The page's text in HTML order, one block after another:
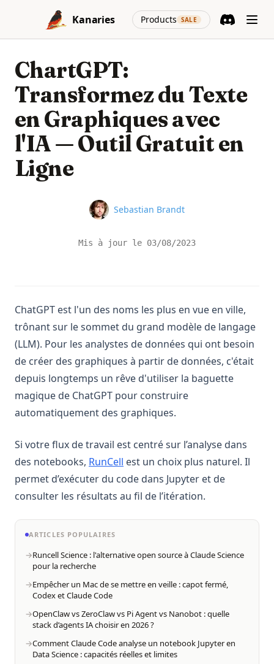
Skip to content
Kanaries
Products SALE
(opens in a
ChartGPT:
Transformez du Texte
en Graphiques avec
l'IA — Outil Gratuit en
Ligne
Name
Sebastian Brandt
Mis à jour le 03/08/2023
ChatGPT est l'un des noms les plus en vue en ville,
trônant sur le sommet du grand modèle de langage
(LLM). Pour les analystes de données qui ont besoin
de créer des graphiques à partir de données, c'était
depuis longtemps un rêve d'utiliser la baguette
magique de ChatGPT pour construire
automatiquement des graphiques.
Si votre flux de travail est centré sur l’analyse dans
des notebooks, RunCell (opens in a new tab)
est un choix plus naturel. Il
permet d’exécuter du code dans Jupyter et de
consulter les résultats au fil de l’itération.
ARTICLES POPULAIRES
Runcell Science : l'alternative open source à Claude Science
pour la recherche
Empêcher un Mac de se mettre en veille : capot fermé,
Codex et Claude Code
OpenClaw vs ZeroClaw vs Pi Agent vs Nanobot : quelle
stack d’agents IA choisir en 2026 ?
Comment Claude Code analyse un notebook Jupyter en
Data Science : capacités réelles et limites